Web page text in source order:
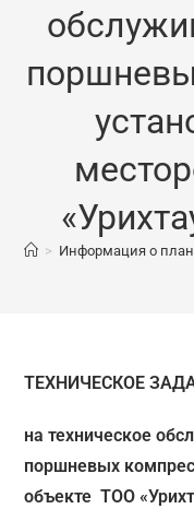
> Информация о
ТЕХНИЧЕСКОЕ
на техническое
поршневых
объекте ТОО